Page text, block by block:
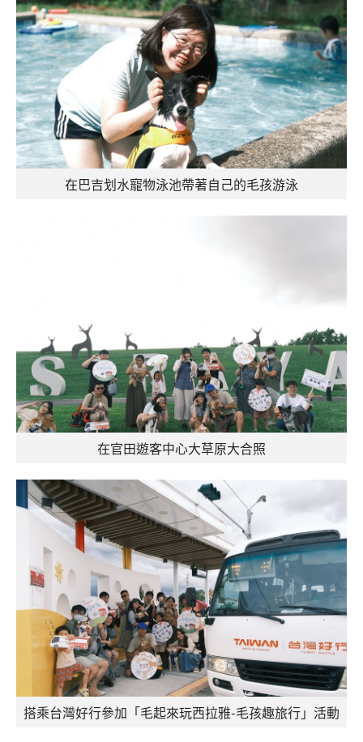
在巴吉划水寵物泳池帶著自己的毛孩游泳
在官田遊客中心大草原大合照
搭乘台灣好行參加「毛起來玩西拉雅-毛孩趣旅行」活動